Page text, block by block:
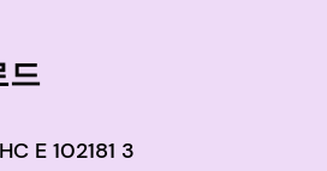
드
E 102181 3